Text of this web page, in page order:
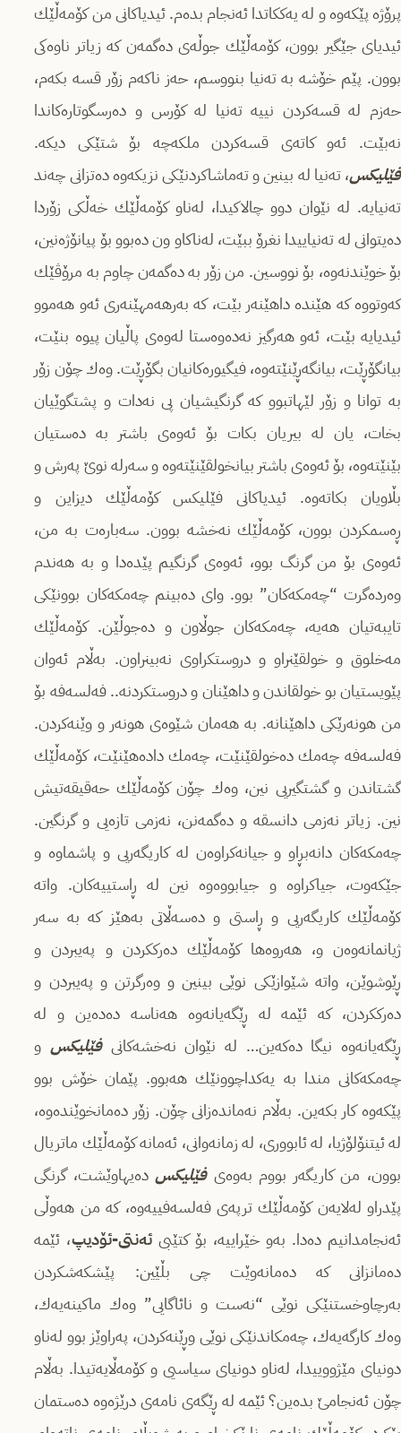
پرۆژە پێكەوە و لە یەككاتدا ئەنجام بدەم. ئیدیاكانی من كۆمەڵێك
ئیدیای جێگیر بوون، كۆمەڵێك جوڵەی دەگمەن كە زیاتر ناوەكی
بوون. پێم خۆشە بە تەنیا بنووسم، حەز ناكەم زۆر قسە بكەم،
حەزم لە قسەكردن نییە تەنیا لە كۆرس و دەرسگوتارەكاندا
نەبێت. ئەو كاتەی قسەكردن ملكەچە بۆ شتێكی دیكە.
فێلیكس، تەنیا لە بینین و تەماشاكردنێكی نزیكەوە دەتزانی چەند
تەنیایە. لە نێوان دوو چالاكیدا، لەناو كۆمەڵێك خەڵكی زۆردا
دەیتوانی لە تەنیاییدا نغرۆ ببێت، لەناكاو ون دەبوو بۆ پیانۆژەنین،
بۆ خوێندنەوە، بۆ نووسین. من زۆر بە دەگمەن چاوم بە مرۆڤێك
كەوتووە كە هێندە داهێنەر بێت، كە بەرهەمهێنەری ئەو هەموو
ئیدیایە بێت، ئەو هەرگیز نەدەوەستا لەوەی پاڵیان پیوە بنێت،
بیانگۆڕێت، بیانگەڕێنێتەوە، فیگیورەكانیان بگۆڕێت. وەك چۆن زۆر
بە توانا و زۆر لێهاتبوو كە گرنگیشیان پی نەدات و پشتگوێیان
بخات، یان لە بیریان بكات بۆ ئەوەی باشتر بە دەستیان
بێنێتەوە، بۆ ئەوەی باشتر بیانخولقێنێتەوە و سەرلە نوێ پەرش و
بڵاویان بكاتەوە. ئیدیاكانی فێلیكس كۆمەڵێك دیزاین و
ڕەسمكردن بوون، كۆمەڵێك نەخشە بوون. سەبارەت بە من،
ئەوەی بۆ من گرنگ بوو، ئەوەی گرنگیم پێدەدا و بە هەندم
وەردەگرت “چەمكەكان” بوو. وای دەبینم چەمكەكان بوونێكی
تایبەتیان هەیە، چەمكەكان جوڵاون و دەجوڵێن. كۆمەڵێك
مەخلوق و خولقێنراو و دروستكراوی نەبینراون. بەڵام ئەوان
پێویستیان بو خولقاندن و داهێنان و دروستكردنە.. فەلسەفە بۆ
من هونەرێكی داهێنانە. بە هەمان شێوەی هونەر و وێنەكردن.
فەلسەفە چەمك دەخولقێنێت، چەمك دادەهێنێت، كۆمەڵێك
گشتاندن و گشتگیریی نین، وەك چۆن كۆمەڵێك حەقیقەتیش
نین. زیاتر نەزمی دانسقە و دەگمەنن، نەزمی تازەیی و گرنگین.
چەمكەكان دانەبڕاو و جیانەكراوەن لە كاریگەریی و پاشماوە و
جێكەوت، جیاكراوە و جیابووەوە نین لە ڕاستییەكان. واتە
كۆمەڵێك كاریگەریی و ڕاستی و دەسەڵاتی بەهێز كە بە سەر
ژیانمانەوەن و، هەروەها كۆمەڵێك دەرككردن و پەیبردن و
ڕێوشوێن، واتە شێوازێكی نوێی بینین و وەرگرتن و پەیبردن و
دەرككردن، كە ئێمە لە ڕێگەیانەوە هەناسە دەدەین و لە
ڕێگەیانەوە نیگا دەكەین… لە نێوان نەخشەكانیفێلیكسو
چەمكەكانی مندا بە یەكداچوونێك هەبوو. پێمان خۆش بوو
پێكەوە كار بكەین. بەڵام نەماندەزانی چۆن. زۆر دەمانخوێندەوە،
لە ئیتنۆلۆژیا، لە ئابووری، لە زمانەوانی، ئەمانە كۆمەڵێك ماتریال
بوون، من كاریگەر بووم بەوەیفێلیكسدەیهاوێشت، گرنگی
پێدراو لەلایەن كۆمەڵێك ترپەی فەلسەفییەوە، كە من هەوڵی
ئەنجامدانیم دەدا. بەو خێراییە، بۆ كتێبیئەنتی-ئۆدیپ، ئێمە
دەمانزانی كە دەمانەوێت چی بڵێین: پێشكەشكردن
بەرچاوخستنێكی نوێی “نەست و نائاگایی” وەك ماكینەیەك،
وەك كارگەیەك، چەمكاندنێكی نوێی وڕێنەكردن، پەراوێز بوو لەناو
دونیای مێژووییدا، لەناو دونیای سیاسیی و كۆمەڵایەتیدا. بەڵام
چۆن ئەنجامێ بدەین؟ ئێمە له ڕێگەی نامەی درێژەوە دەستمان